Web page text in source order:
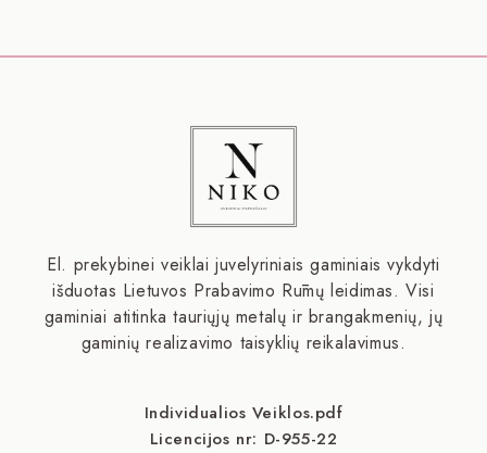
El. prekybinei veiklai juvelyriniais gaminiais vykdyti
išduotas Lietuvos Prabavimo Rūmų leidimas. Visi
gaminiai atitinka tauriųjų metalų ir brangakmenių, jų
gaminių realizavimo taisyklių reikalavimus.
Individualios Veiklos.pdf
Licencijos nr: D-955-22